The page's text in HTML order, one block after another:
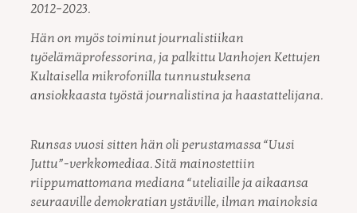
2012–2023.
Hän on myös toiminut journalistiikan
työelämäprofessorina, ja palkittu Vanhojen Kettujen
Kultaisella mikrofonilla tunnustuksena
ansiokkaasta työstä journalistina ja haastattelijana.
Runsas vuosi sitten hän oli perustamassa “Uusi
Juttu”-verkkomediaa. Sitä mainostettiin
riippumattomana mediana “uteliaille ja aikaansa
seuraaville demokratian ystäville, ilman mainoksia